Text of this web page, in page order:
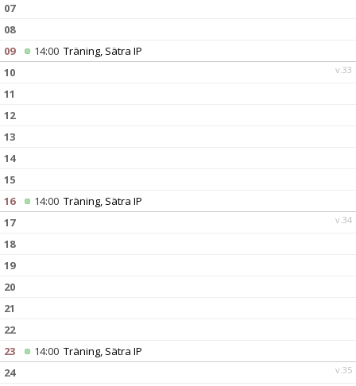
07
08
09
14:00 Träning, Sätra IP
v.33
10
11
12
13
14
15
16
14:00 Träning, Sätra IP
v.34
17
18
19
20
21
22
23
14:00 Träning, Sätra IP
v.35
24